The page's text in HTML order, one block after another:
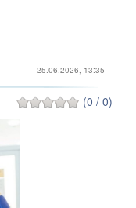
25.06.2026, 13:35
(0 / 0)